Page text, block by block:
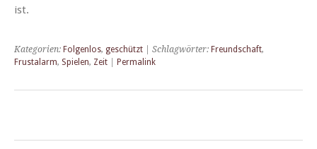
ist.
Kategorien: Folgenlos, geschützt | Schlagwörter: Freundschaft,
Frustalarm, Spielen, Zeit Permalink